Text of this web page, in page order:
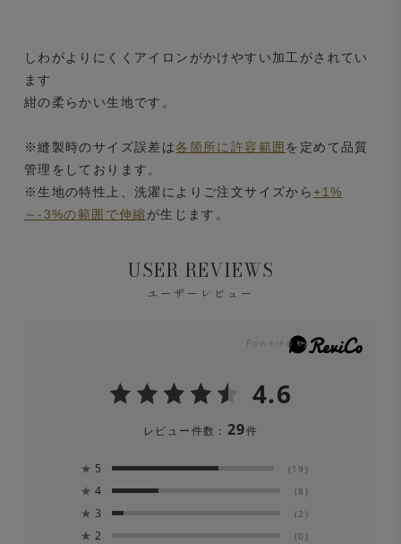
しわがよりにくくアイロンがかけやすい加工がされてい
ます
紺の柔らかい生地です。
※縫製時のサイズ誤差は各箇所に許容範囲 を定めて品質
管理をしております。
※生地の特性上、洗濯によりご注文サイズから+1%
～-3%の範囲で伸縮が生じます。
USER REVIEWS
ユーザーレビュー
4.6
レビュー件数： 29件
★ 5 (19)
★ 4 (8)
★ 3 (2)
★ 2 (0)